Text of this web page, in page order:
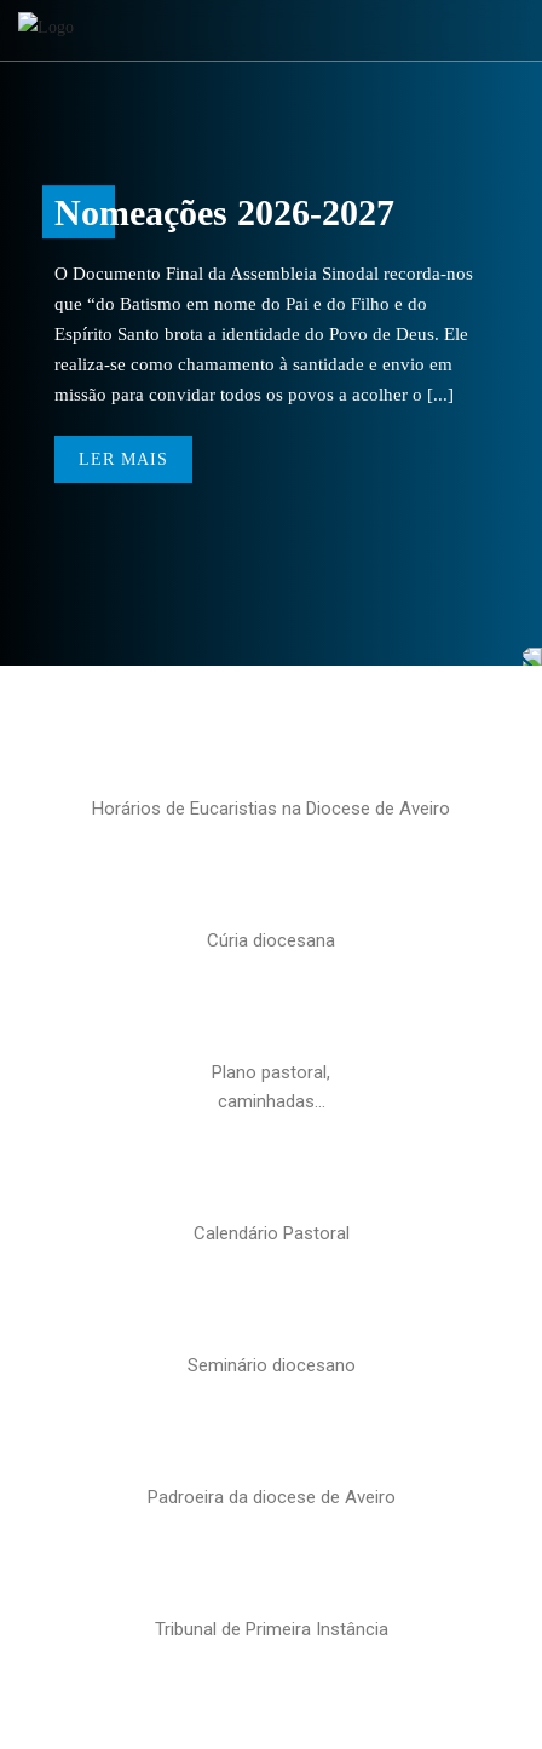
Nomeações 2026-2027
O Documento Final da Assembleia Sinodal recorda-nos
que “do Batismo em nome do Pai e do Filho e do
Espírito Santo brota a identidade do Povo de Deus. Ele
realiza-se como chamamento à santidade e envio em
missão para convidar todos os povos a acolher o [...]
LER MAIS
Horários de Eucaristias na Diocese de Aveiro
Cúria diocesana
Plano pastoral,
caminhadas…
Calendário Pastoral
Seminário diocesano
Padroeira da diocese de Aveiro
Tribunal de Primeira Instância